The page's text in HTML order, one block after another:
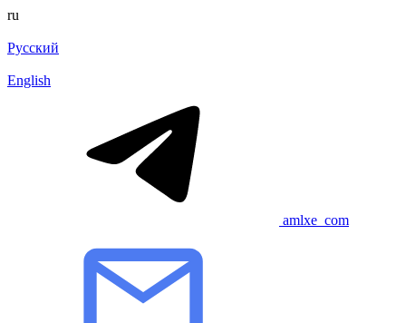
ru
Русский
English
amlxe_com